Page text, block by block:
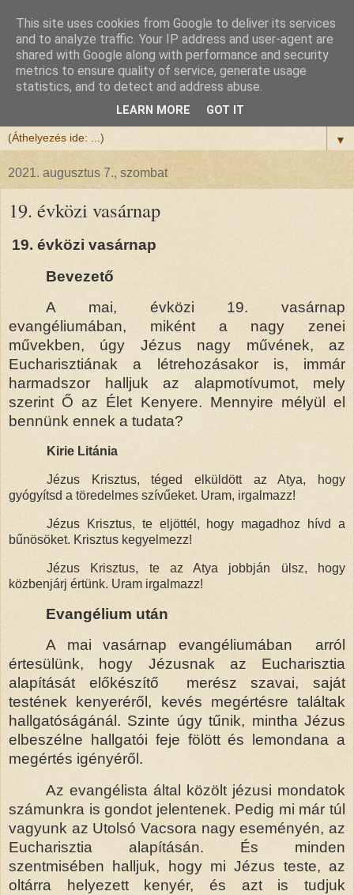
Félix atya
Szeretettel köszöntöm a honlapomra ellátogatót.
▼
2021. augusztus 7., szombat
19. évközi vasárnap
19. évközi vasárnap
Bevezető
A mai, évközi 19. vasárnap
evangéliumában, miként a nagy zenei
művekben, úgy Jézus nagy művének, az
Eucharisztiának a létrehozásakor is, immár
harmadszor halljuk az alapmotívumot, mely
szerint Ő az Élet Kenyere. Mennyire mélyül el
bennünk ennek a tudata?
Kirie Litánia
Jézus Krisztus, téged elküldött az Atya, hogy
gyógyítsd a töredelmes szívűeket. Uram, irgalmazz!
Jézus Krisztus, te eljöttél, hogy magadhoz hívd a
bűnösöket. Krisztus kegyelmezz!
Jézus Krisztus, te az Atya jobbján ülsz, hogy
közbenjárj értünk. Uram irgalmazz!
Evangélium után
A mai vasárnap evangéliumában
arról
értesülünk, hogy Jézusnak az Eucharisztia
alapítását előkészítő
merész szavai, saját
testének kenyeréről, kevés megértésre találtak
hallgatóságánál. Szinte úgy tűnik, mintha Jézus
elbeszélne hallgatói feje fölött és lemondana a
megértés igényéről.
Az evangélista által közölt jézusi mondatok
számunkra is gondot jelentenek. Pedig mi már túl
vagyunk az Utolsó Vacsora nagy eseményén, az
Eucharisztia alapításán. És minden
szentmisében halljuk, hogy mi Jézus teste, az
oltárra helyezett kenyér, és azt is tudjuk
This site uses cookies from Google to deliver its services
and to analyze traffic. Your IP address and user-agent are
shared with Google along with performance and security
metrics to ensure quality of service, generate usage
statistics, and to detect and address abuse.
LEARN MORE GOT IT